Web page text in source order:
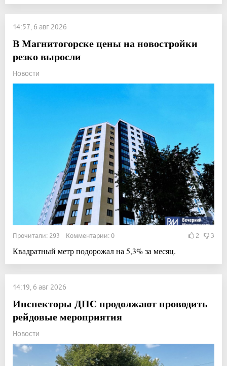
14:57, 6 авг 2026
В Магнитогорске цены на новостройки
резко выросли
Новости
Прочитали: 293 Комментарии: 0 2 3
Квадратный метр подорожал на 5,3% за месяц.
14:19, 6 авг 2026
Инспекторы ДПС продолжают проводить
рейдовые мероприятия
Новости